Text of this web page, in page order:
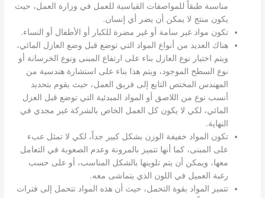
مناسبة طبقاً للمواصفات القياسية للعمل في وزارة العمل، حيث
يكون منتج لا يمكن أن يضر أي إنسان.
تكون مواد غير سامة أو غير مضرة للكبار أو الأطفال أو النساء.
هناك العديد من أنواع المواد التي توضع قبل وضع العازل المائي،
ويتم اختيار نوع العازل بناء على ارتفاع المبنى ونوع الخرسانة أو
نوع السطح الموجود، ويتم هذا بناء على استشارة هندسية من
المهندس المختص التابع إلى فريق العمل، حيث يقوم بتحديد
أنسب نوع من اللاصق أو المواد المبدئية التي توضع قبل العزل
المائي، لكي لا يكون كل العمل الخاص بالشركة غير مجدي في
النهاية.
تكون المواد خفيفة الوزن بشكل كبير جداً، لكي لا تمثل عبء
على المبنى، كما أنها تتميز بالمرونة وعدم الصعوبة في التعامل
معها، ويمكن أن يتم تلوينها بالشكل المناسب، أو على حسب
رغبة العميل في اللون الذي يتماشى معه.
تتميز المواد بقوة التحمل، حيث أن هذه المواد تتحمل إلى فترات